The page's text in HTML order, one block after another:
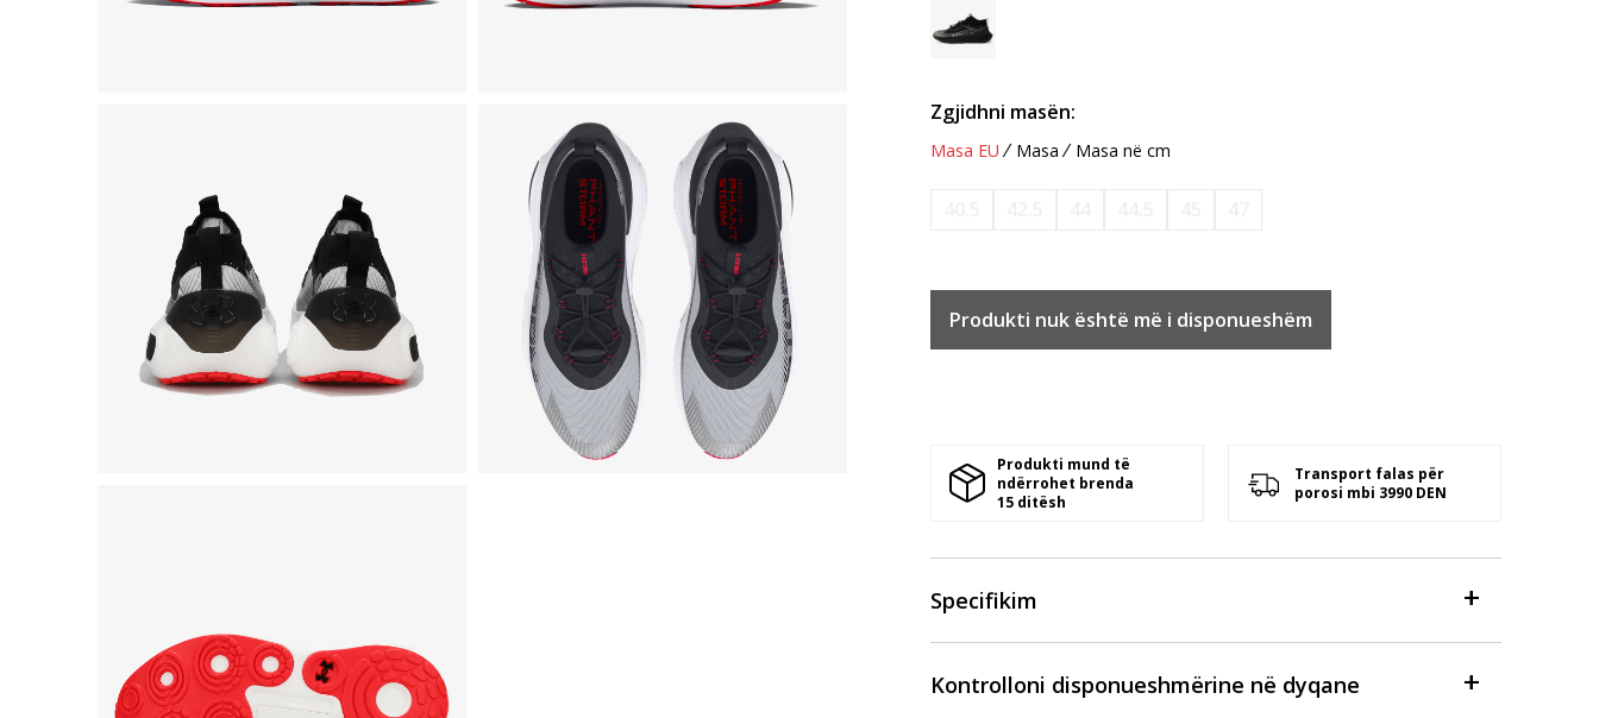
Zgjidhni masën:
Masa EU Masa Masa në cm
Produkti nuk është më i disponueshëm
Produkti mund të
ndërrohet brenda
15 ditësh
Transport falas për
porosi mbi 3990 DEN
Specifikim
Kontrolloni disponueshmërine në dyqane